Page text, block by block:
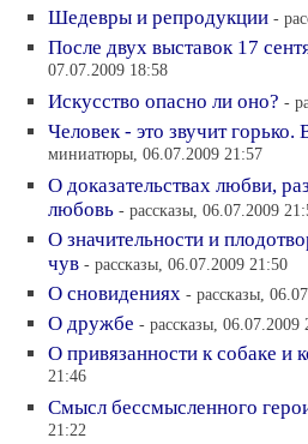
Шедевры и репродукции -
После двух выставок 17
07.07.2009 18:58
Искусство опасно ли оно? -
Человек - это звучит
миниатюры, 06.07.2009 21:57
О доказательствах любви,
любовь - рассказы, 06.07.2009
О значительности и
чув - рассказы, 06.07.2009 21:50
О сновидениях - рассказы,
О дружбе - рассказы, 06.07.2009
О привязанности к собаке и
21:46
Смысл бессмысленного
21:22